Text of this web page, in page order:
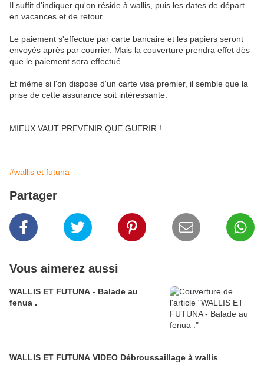
Il suffit d'indiquer qu'on réside à wallis, puis les dates de départ
en vacances et de retour.
Le paiement s'effectue par carte bancaire et les papiers seront
envoyés après par courrier. Mais la couverture prendra effet dès
que le paiement sera effectué.
Et même si l'on dispose d'un carte visa premier, il semble que la
prise de cette assurance soit intéressante.
MIEUX VAUT PREVENIR QUE GUERIR !
#wallis et futuna
Partager
Vous aimerez aussi
WALLIS ET FUTUNA - Balade au
fenua .
WALLIS ET FUTUNA VIDEO Débroussaillage à wallis